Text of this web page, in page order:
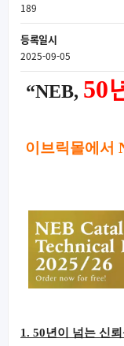
189
등록일시
2025-09-05
“NEB, 50
이브릭몰에서
1. 50년이 넘는 신